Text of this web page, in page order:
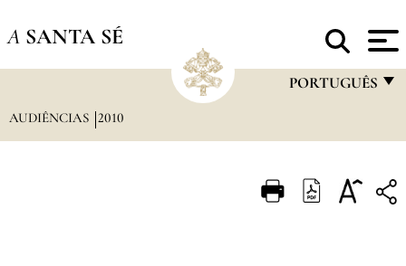
A SANTA SÉ
PORTUGUÊS
ITALIANO
AUDIÊNCIAS 2010